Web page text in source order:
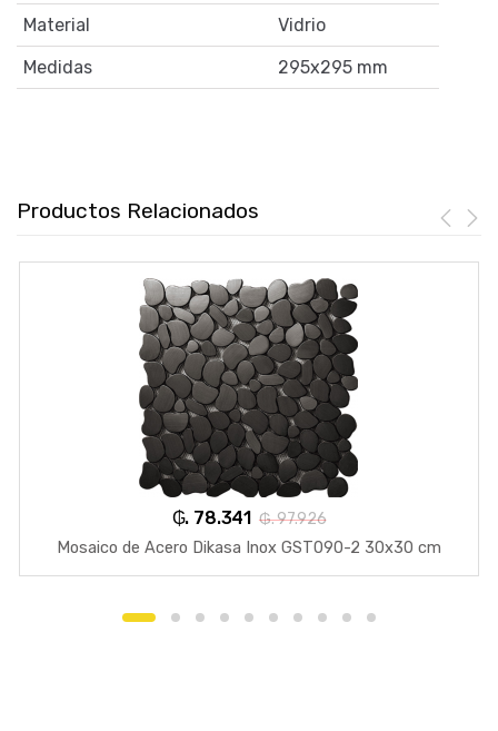
Material
Vidrio
Medidas
295x295 mm
Productos Relacionados
₲. 78.341 ₲. 97.926
Mosaico de Acero Dikasa Inox GST090-2 30x30 cm